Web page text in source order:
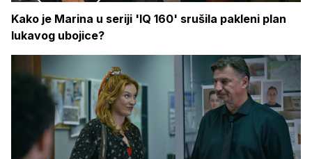
Kako je Marina u seriji 'IQ 160' srušila pakleni plan
lukavog ubojice?